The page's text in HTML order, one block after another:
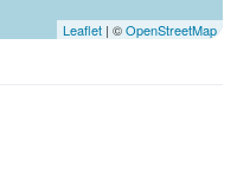
Leaflet | ©OpenStreetMap